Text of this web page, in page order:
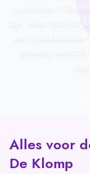
hand doen? De
zijn. Maar met het
een
spoedig
Alles voor
De Klomp